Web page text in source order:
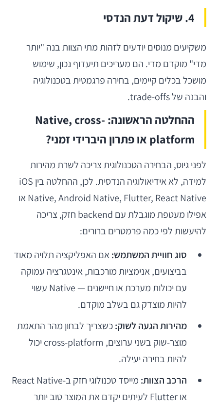
4. שיקול דעת הנדסי
משקיעים מנוסים יודעים לזהות מתי הצוות בנה "יותר
מדי" מוקדם מדי. הם מעריכים תיעדוף נכון, שימוש
מושכל בכלים קיימים, בחירה פרגמטית בטכנולוגיה
והבנה של trade-offs.
ההחלטה הראשונה: Native, cross-
platform או פתרון היברידי זמני?
לפני גיוס, הבחירה הטכנולוגית צריכה לשרת מהירות
למידה, לא אידיאולוגיה הנדסית. לכן, ההחלטה בין iOS
Native, Android Native, Flutter, React Native או
אפילו מעטפת מוגבלת עם backend חזק, צריכה
להיעשות לפי כמה פרמטרים ברורים:
סוג חוויית המשתמש:אם האפליקציה תלויה מאוד
בביצועים, אנימציות מורכבות, אינטגרציה עמוקה
עם יכולות מערכת או חיישנים — Native עשוי
להיות מוצדק גם בשלב מוקדם.
מהירות הגעה לשוק:כשצריך לבחון מהר התאמת
מוצר-שוק בשני ערוצים, cross-platform יכול
להיות בחירה יעילה.
הרכב הצוות:
מייסד טכנולוגי חזק ב-React Native
או Flutter לעיתים יקדם את המוצר טוב יותר